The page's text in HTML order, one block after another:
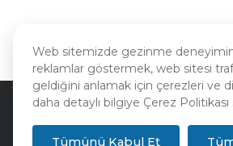
Web sitemizde gezinme
reklamlar göstermek, web sitesi
geldiğini anlamak için çerezleri ve
daha detaylı bilgiye Çerez
Tümünü Kabul Et